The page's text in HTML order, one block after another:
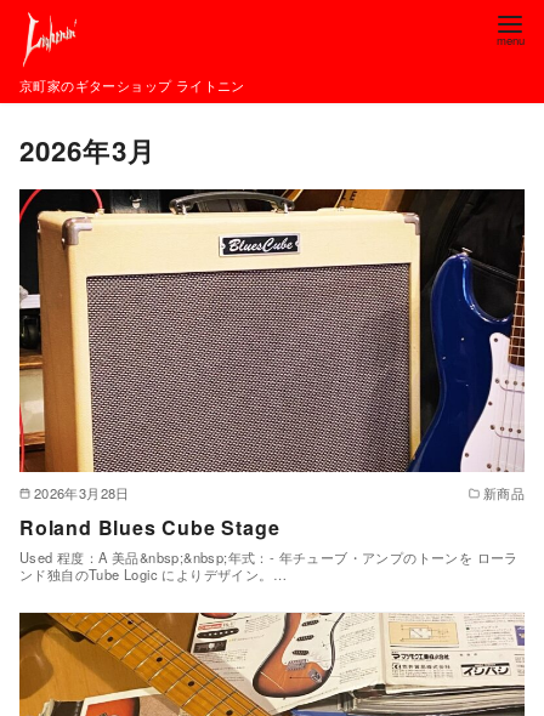
京町家のギターショップ ライトニン
2026年3月
2026年3月28日 新商品
Roland Blues Cube Stage
Used 程度：A 美品&nbsp;&nbsp;年式：- 年チューブ・アンプのトーンを ローラ
ンド独自のTube Logic によりデザイン。…